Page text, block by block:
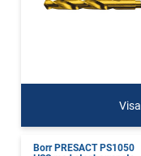
Visa
Borr PRESACT PS1050